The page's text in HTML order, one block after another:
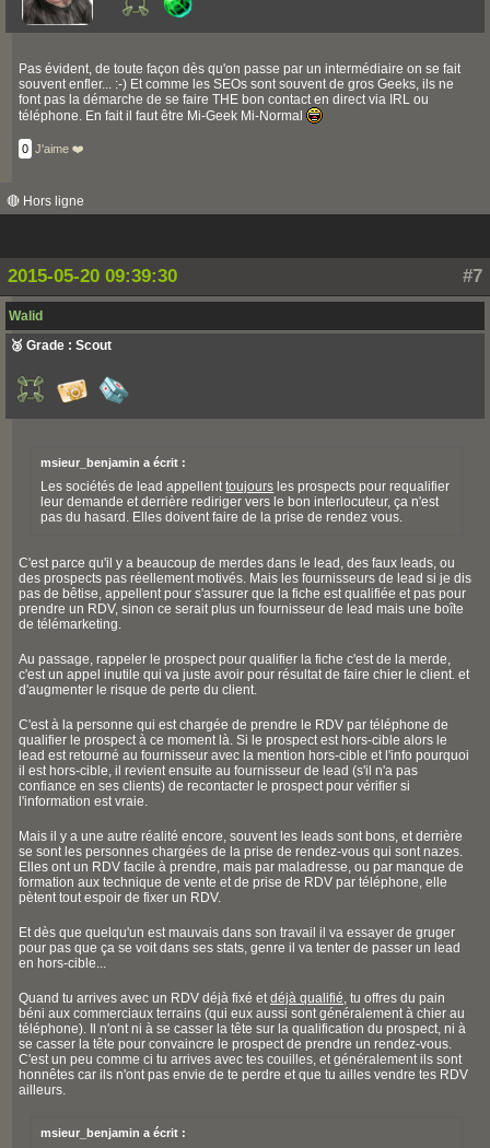
Pas évident, de toute façon dès qu'on passe par un intermédiaire on se fait
souvent enfler... :-) Et comme les SEOs sont souvent de gros Geeks, ils ne
font pas la démarche de se faire THE bon contact en direct via IRL ou
téléphone. En fait il faut être Mi-Geek Mi-Normal
0 J'aime ❤️
🔴 Hors ligne
#7
2015-05-20 09:39:30
Walid
🥉 Grade : Scout
msieur_benjamin a écrit :
Les sociétés de lead appellenttoujours les prospects pour requalifier
leur demande et derrière rediriger vers le bon interlocuteur, ça n'est
pas du hasard. Elles doivent faire de la prise de rendez vous.
C'est parce qu'il y a beaucoup de merdes dans le lead, des faux leads, ou
des prospects pas réellement motivés. Mais les fournisseurs de lead si je dis
pas de bêtise, appellent pour s'assurer que la fiche est qualifiée et pas pour
prendre un RDV, sinon ce serait plus un fournisseur de lead mais une boîte
de télémarketing.
Au passage, rappeler le prospect pour qualifier la fiche c'est de la merde,
c'est un appel inutile qui va juste avoir pour résultat de faire chier le client. et
d'augmenter le risque de perte du client.
C'est à la personne qui est chargée de prendre le RDV par téléphone de
qualifier le prospect à ce moment là. Si le prospect est hors-cible alors le
lead est retourné au fournisseur avec la mention hors-cible et l'info pourquoi
il est hors-cible, il revient ensuite au fournisseur de lead (s'il n'a pas
confiance en ses clients) de recontacter le prospect pour vérifier si
l'information est vraie.
Mais il y a une autre réalité encore, souvent les leads sont bons, et derrière
se sont les personnes chargées de la prise de rendez-vous qui sont nazes.
Elles ont un RDV facile à prendre, mais par maladresse, ou par manque de
formation aux technique de vente et de prise de RDV par téléphone, elle
pètent tout espoir de fixer un RDV.
Et dès que quelqu'un est mauvais dans son travail il va essayer de gruger
pour pas que ça se voit dans ses stats, genre il va tenter de passer un lead
en hors-cible...
Quand tu arrives avec un RDV déjà fixé et déjà qualifié , tu offres du pain
béni aux commerciaux terrains (qui eux aussi sont généralement à chier au
téléphone). Il n'ont ni à se casser la tête sur la qualification du prospect, ni à
se casser la tête pour convaincre le prospect de prendre un rendez-vous.
C'est un peu comme ci tu arrives avec tes couilles, et généralement ils sont
honnêtes car ils n'ont pas envie de te perdre et que tu ailles vendre tes RDV
ailleurs.
msieur_benjamin a écrit :